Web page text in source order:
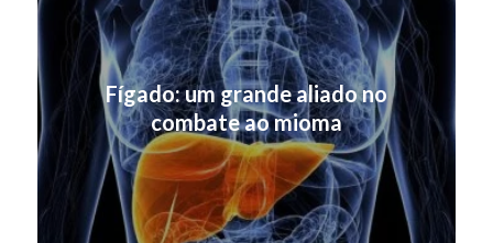
Fígado: um grande aliado no
combate ao mioma